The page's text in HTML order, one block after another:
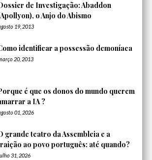
de Investigação: Abaddon
o Anjo do Abismo
19, 2013
identificar a possessão demoníaca
20, 2013
é que os donos do mundo querem
a IA ?
01, 2026
grande teatro da Assembleia e a
ao povo português: até quando?
31, 2026